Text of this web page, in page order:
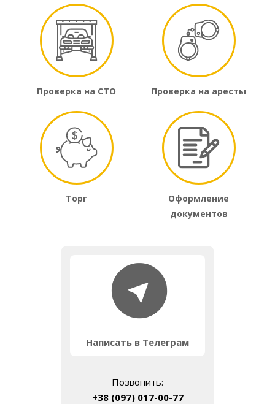
Написать в Телеграм
Позвонить:
+38 (097) 017-00-77
Проверка на СТО Проверка на аресты
Торг
Оформление
документов